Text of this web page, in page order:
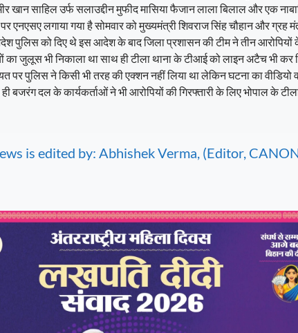
खान साहिल उर्फ सलाउद्दीन मुफीद मासिया फैजान लाला बिलाल और एक
एनएसए लगाया गया है सोमवार को मुख्यमंत्री शिवराज सिंह चौहान और ग्रह
पुलिस को दिए थे इस आदेश के बाद जिला प्रशासन की टीम ने तीन आरोपियों
जुलूस भी निकाला था साथ ही टीला थाना के टीआई को लाइन अटैच भी कर
पर पुलिस ने किसी भी तरह की एक्शन नहीं लिया था लेकिन घटना का वीडियो
बजरंग दल के कार्यकर्ताओं ने भी आरोपियों की गिरफ्तारी के लिए भोपाल के
is edited by: Abhishek Verma, (Editor,